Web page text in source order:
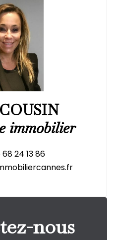
immobilier
68 24 13 86
nous